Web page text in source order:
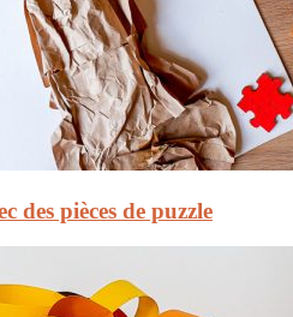
des pièces de puzzle